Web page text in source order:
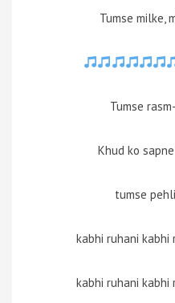
Tumse milke,
Tumse
Khud ko
tumse
kabhi ruhani kabhi
kabhi ruhani kabhi